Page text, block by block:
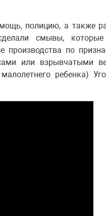
полицию, а также
смывы,
производства по
или взрывчатыми
ребенка)